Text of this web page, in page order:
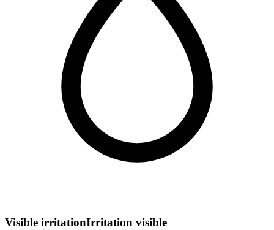
Visible irritationIrritation visible